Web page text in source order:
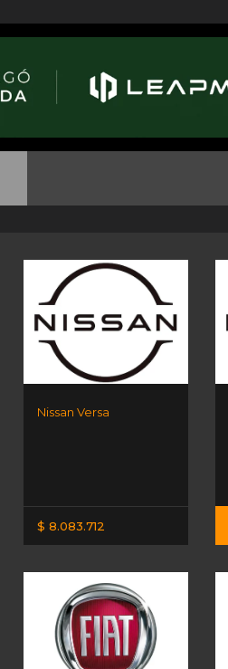
Nissan Versa
$ 8.083.712